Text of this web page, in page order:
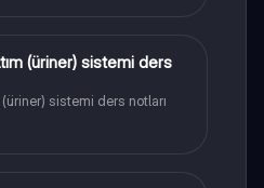
(üriner) sistemi ders
(üriner) sistemi ders notları